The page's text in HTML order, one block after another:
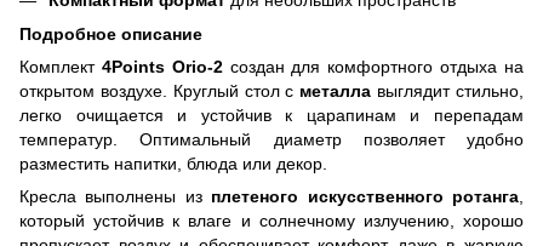
Подробное описание
Комплект 4Points Orio-2создан для комфортного отдыха на
открытом воздухе. Круглый стол с металла выглядит стильно,
легко очищается и устойчив к царапинам и перепадам
температур. Оптимальный диаметр позволяет удобно
разместить напитки, блюда или декор.
Кресла выполнены из плетеного искусственного ротанга,
который устойчив к влаге и солнечному излучению, хорошо